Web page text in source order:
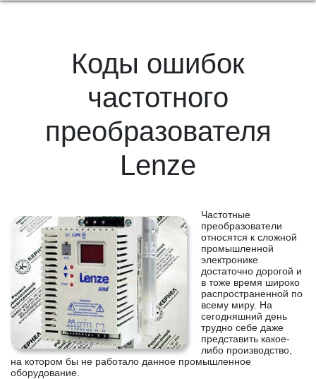
Коды ошибок
частотного
преобразователя
Lenze
Частотные
преобразователи
относятся к сложной
промышленной
электронике
достаточно дорогой и
в тоже время широко
распространенной по
всему миру. На
сегодняшний день
трудно себе даже
представить какое-
либо производство,
на котором бы не работало данное промышленное
оборудование.